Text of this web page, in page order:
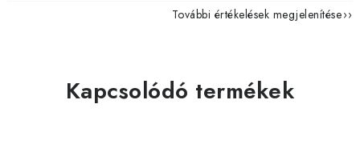
További értékelések megjelenítése
Kapcsolódó termékek